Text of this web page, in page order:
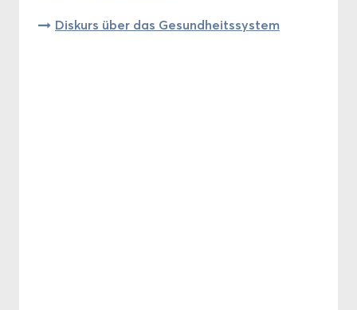
Dis­kurs über das Ge­sund­heits­sys­tem